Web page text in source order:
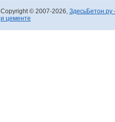
Copyright © 2007-2026,
и цементе